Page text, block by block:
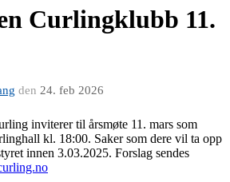
Curlingklubb 11.
den 24. feb 2026
inviterer til årsmøte 11. mars som
kl. 18:00. Saker som dere vil ta opp
innen 3.03.2025. Forslag sendes